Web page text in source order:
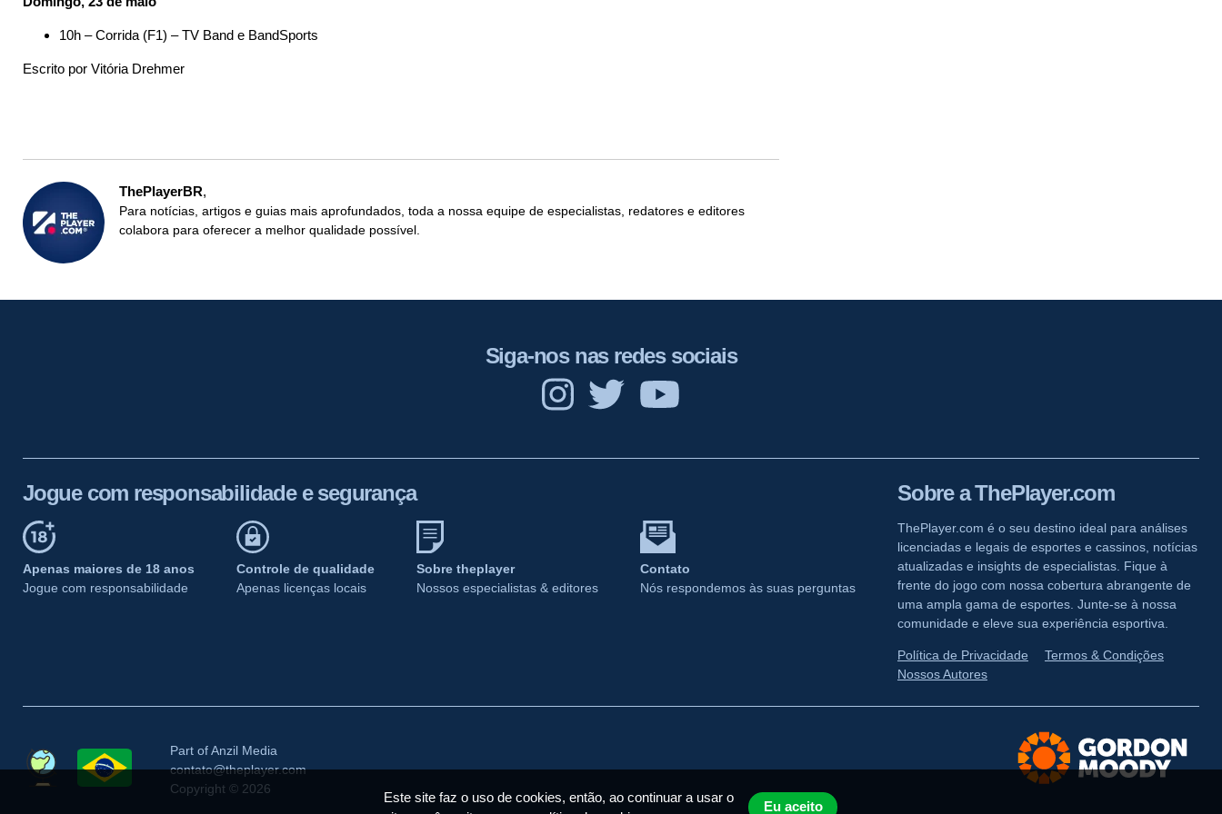
10h – Corrida (F1) – TV Band e BandSports
Escrito por Vitória Drehmer
ThePlayerBR
Para notícias, artigos e guias mais aprofundados, toda a nossa equipe de especialistas, redatores e editores
colabora para oferecer a melhor qualidade possível.
Siga-nos nas redes sociais
Jogue com responsabilidade e segurança
Apenas maiores de 18 anos
Jogue com responsabilidade
Controle de qualidade
Apenas licenças locais
Sobre theplayer
Nossos especialistas & editores
Contato
Nós respondemos às suas perguntas
Sobre a ThePlayer.com
ThePlayer.com é o seu destino ideal para análises
licenciadas e legais de esportes e cassinos, notícias
atualizadas e insights de especialistas. Fique à
frente do jogo com nossa cobertura abrangente de
uma ampla gama de esportes. Junte-se à nossa
comunidade e eleve sua experiência esportiva.
Política de Privacidade
Termos & Condições
Nossos Autores
Part of Anzil Media
contato@theplayer.com
Copyright © 2026
Este site faz o uso de cookies, então, ao continuar a usar o
Eu aceito